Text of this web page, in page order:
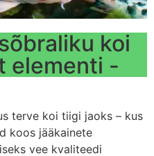
koi
elementi -
terve koi tiigi jaoks – kus
koos jääkainete
vee kvaliteedi